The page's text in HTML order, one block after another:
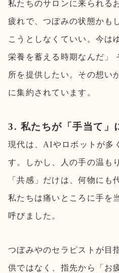
私たちのサロンに来られる
疲れで、つぼみの状態かも
こうとしなくていい。今は
栄養を蓄える時期なんだ」
所を提供したい。その想い
に集約されています。
3. 私たちが「手当て」
現代は、AIやロボットが多
す。しかし、人の手の温も
「共感」だけは、何物にも
私たちは痛いところに手を
呼びました。
つぼみやのセラピストが目
供ではなく、指先から「お